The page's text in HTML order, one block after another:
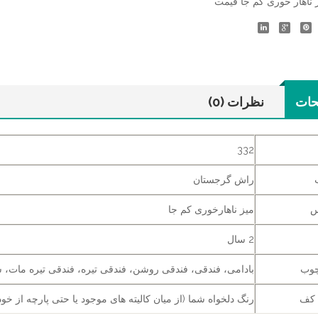
نظرات (0)
332
راش گرجستان
میز ناهارخوری کم جا
2 سال
بادامی، فندقی، فندقی روشن، فندقی تیره، فندقی تیره مات،
کف رنگ دلخواه شما (از میان کالیته های موجود یا حتی پارچه از